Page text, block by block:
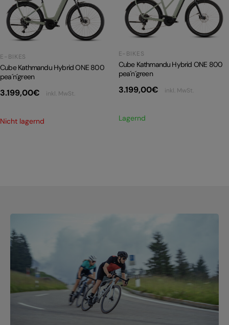
E-BIKE TOUR
Alle entdecken
PRODUKTRÜCKRUFE
E-BIKES
Cube Kathmandu Hybrid ONE 800
pea´n´green
3.199,00€ inkl. MwSt.
Nicht lagernd
E-BIKES
Cube Kathmandu Hybrid ONE 800
pea´n´green
3.199,00€ inkl. MwSt.
Lagernd